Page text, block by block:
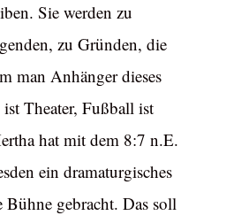
Sie werden zu
zu Gründen, die
man Anhänger dieses
Theater, Fußball ist
hat mit dem 8:7 n.E.
ein dramaturgisches
gebracht. Das soll